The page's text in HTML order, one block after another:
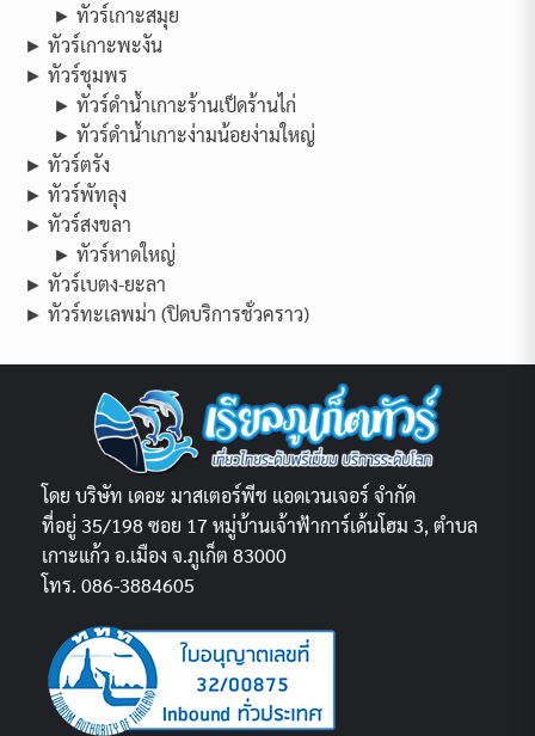
► ทัวร์เกาะสมุย
► ทัวร์เกาะพะงัน
► ทัวร์ชุมพร
► ทัวร์ดำน้ำเกาะร้านเป็ดร้านไก่
► ทัวร์ดำน้ำเกาะง่ามน้อยง่ามใหญ่
► ทัวร์ตรัง
► ทัวร์พัทลุง
► ทัวร์สงขลา
► ทัวร์หาดใหญ่
► ทัวร์เบตง-ยะลา
► ทัวร์ทะเลพม่า (ปิดบริการชั่วคราว)
โดย บริษัท เดอะ มาสเตอร์พีช แอดเวนเจอร์ จำกัด
ที่อยู่ 35/198 ซอย 17 หมู่บ้านเจ้าฟ้าการ์เด้นโฮม 3, ตำบล
เกาะแก้ว อ.เมือง จ.ภูเก็ต 83000
โทร. 086-3884605